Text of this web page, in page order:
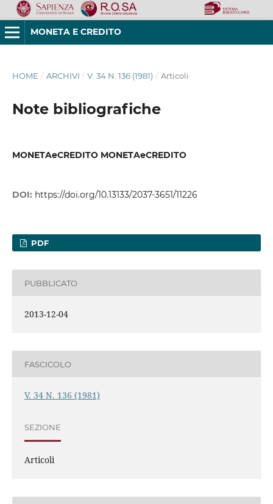
MONETA E CREDITO
HOME / ARCHIVI / V. 34 N. 136 (1981) / Articoli
Note bibliografiche
MONETAeCREDITO MONETAeCREDITO
DOI: https://doi.org/10.13133/2037-3651/11226
PDF
PUBBLICATO
2013-12-04
FASCICOLO
V. 34 N. 136 (1981)
SEZIONE
Articoli